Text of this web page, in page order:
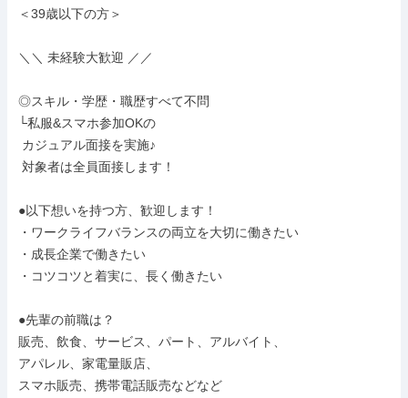
＜39歳以下の方＞
＼＼ 未経験大歓迎 ／／
◎スキル・学歴・職歴すべて不問
└私服&スマホ参加OKの
●以下想いを持つ方、歓迎します！
・ワークライフバランスの両立を大切に働きたい
・成長企業で働きたい
・コツコツと着実に、長く働きたい
●先輩の前職は？
販売、飲食、サービス、パート、アルバイト、
アパレル、家電量販店、
スマホ販売、携帯電話販売などなど